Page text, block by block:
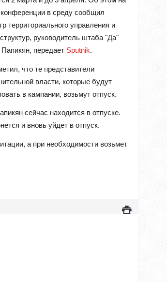
в среду сообщил
территориального управления и
руководитель штаба "Да"
передает Sputnik.
что те представители
власти, которые будут
в кампании, возьмут отпуск.
сейчас находится в отпуске.
и вновь уйдет в отпуск.
а при необходимости возьмет